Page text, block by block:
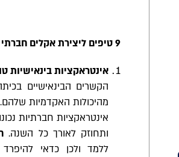
9 טיפים ליצירת אקלים חברתי מיטבי בכיתה
אינטראקציות בינאישיות
הקשרים הבינאישיים
מהיכולות האקדמיות
אינטראקציות חברתיות
ותחוזק לאורך כל השנה.
ללמד ולכן כדאי